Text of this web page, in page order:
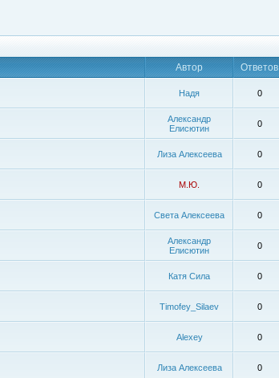
Автор Ответов
Надя 0
Александр
Елисютин
0
Лиза Алексеева 0
М.Ю. 0
Света Алексеева 0
Александр
Елисютин
0
Катя Сила 0
Timofey_Silaev 0
Alexey 0
Лиза Алексеева 0